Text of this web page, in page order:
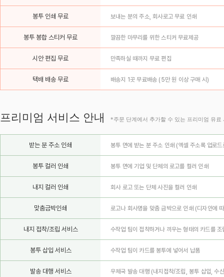
봉투 인쇄 무료 보내는 분의 주소, 회사로고 무료 인쇄
봉투 봉합 스티커 무료 깔끔한 마무리를 위한 스티커 무료제공
시안 편집 무료 만족하실 때까지 무료 편집
택배 배송 무료 배송지 1곳 무료배송 (5만 원 이상 구매 시)
프리미엄 서비스 안내 *주문 단계에서 추가할 수 있는 프리미엄 유료
받는 분 주소 인쇄 봉투 면에 받는 분 주소 인쇄 (엑셀 주소록 업로
봉투 컬러 인쇄 봉투 면에 기업 및 단체의 로고를 컬러 인쇄
내지 컬러 인쇄 회사 로고 또는 단체 사진을 컬러 인쇄
맞춤금박인쇄 로고나 회사명을 맞춤 금박으로 인쇄 (디자인에
내지 접착/조립 서비스 수작업 팀이 접착하거나 끼우는 형태의 카드를 조
봉투 삽입 서비스 수작업 팀이 카드를 봉투에 넣어서 납품
발송 대행 서비스 우체국 발송 대행 (내지접착/조립, 봉투 삽입, 수